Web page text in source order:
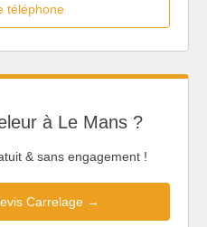
téléphone
à Le Mans ?
& sans engagement !
Carrelage →